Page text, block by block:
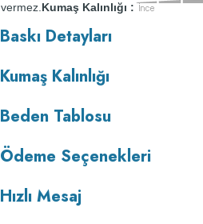
vermez. Kumaş Kalınlığı :
makinesinde kurutulmaz.
Baskı Detayları
Kumaş Kalınlığı
Beden Tablosu
Ödeme Seçenekleri
Hızlı Mesaj